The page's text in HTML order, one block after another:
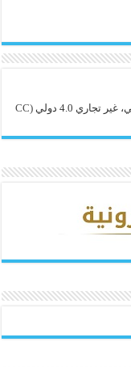
4.0 دولي
(CC